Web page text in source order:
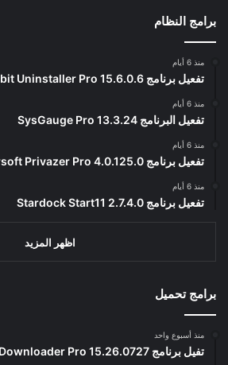
برامج النظام
منذ 6 أيام
تفعيل برنامج IObit Uninstaller Pro 15.6.0.6
منذ 6 أيام
تفعيل البرنامج 13.3.24 SysGauge Pro
منذ 6 أيام
تفعيل برنامج Goversoft Privazer Pro 4.0.125.0
منذ 6 أيام
تفعيل برنامج Stardock Start11 2.7.4.0
اظهر المزيد
برامج تحميل
منذ أسبوع واحد
تفيل برنامج ChrisPC VideoTube Downloader Pro 15.26.0727